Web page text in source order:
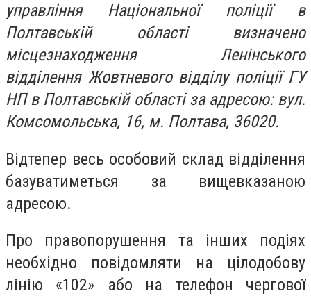
управління Національної поліції в
Полтавській області визначено
місцезнаходження Ленінського
відділення Жовтневого відділу поліції ГУ
НП в Полтавській області за адресою: вул.
Комсомольська, 16, м. Полтава, 36020.
Відтепер весь особовий склад відділення
базуватиметься за вищевказаною
адресою.
Про правопорушення та інших подіях
необхідно повідомляти на цілодобову
лінію «102» або на телефон чергової